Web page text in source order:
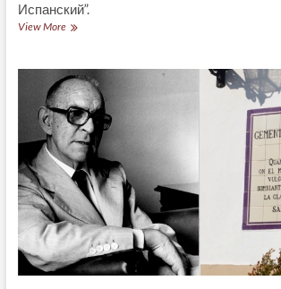
Испанский”.
View More(Español)
en
Arenys
de
Mar